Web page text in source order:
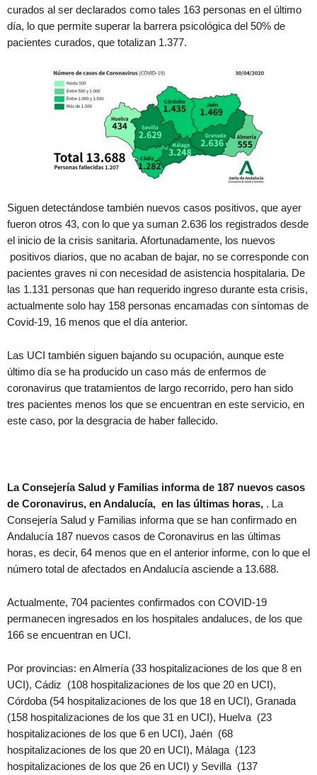
curados al ser declarados como tales 163 personas en el último
día, lo que permite superar la barrera psicológica del 50% de
pacientes curados, que totalizan 1.377.
Siguen detectándose también nuevos casos positivos, que ayer
fueron otros 43, con lo que ya suman 2.636 los registrados desde
el inicio de la crisis sanitaria. Afortunadamente, los nuevos
positivos diarios, que no acaban de bajar, no se corresponde con
pacientes graves ni con necesidad de asistencia hospitalaria. De
las 1.131 personas que han requerido ingreso durante esta crisis,
actualmente solo hay 158 personas encamadas con síntomas de
Covid-19, 16 menos que el día anterior.
Las UCI también siguen bajando su ocupación, aunque este
último día se ha producido un caso más de enfermos de
coronavirus que tratamientos de largo recorrido, pero han sido
tres pacientes menos los que se encuentran en este servicio, en
este caso, por la desgracia de haber fallecido.
La Consejería Salud y Familias informa de 187 nuevos casos
de Coronavirus, en Andalucía, en las últimas horas, . La
Consejería Salud y Familias informa que se han confirmado en
Andalucía 187 nuevos casos de Coronavirus en las últimas
horas, es decir, 64 menos que en el anterior informe, con lo que el
número total de afectados en Andalucía asciende a 13.688.
Actualmente, 704 pacientes confirmados con COVID-19
permanecen ingresados en los hospitales andaluces, de los que
166 se encuentran en UCI.
Por provincias: en Almería (33 hospitalizaciones de los que 8 en
UCI), Cádiz (108 hospitalizaciones de los que 20 en UCI),
Córdoba (54 hospitalizaciones de los que 18 en UCI), Granada
(158 hospitalizaciones de los que 31 en UCI), Huelva (23
hospitalizaciones de los que 6 en UCI), Jaén (68
hospitalizaciones de los que 20 en UCI), Málaga (123
hospitalizaciones de los que 26 en UCI) y Sevilla (137